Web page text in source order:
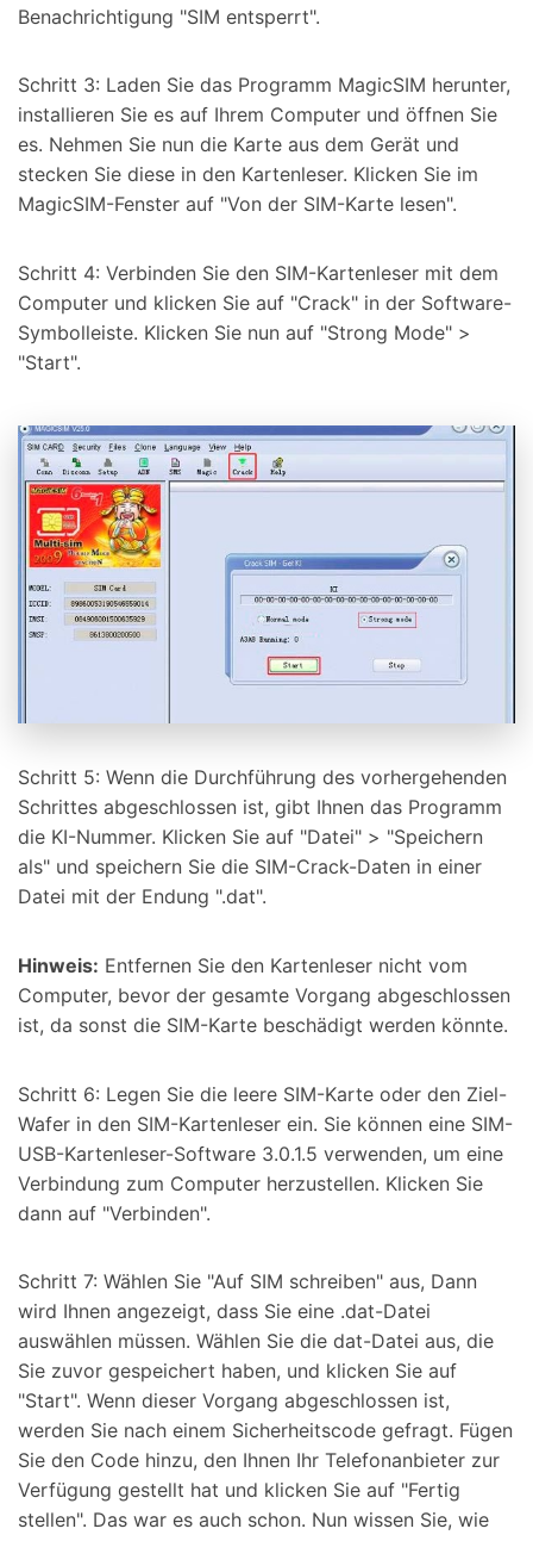
Benachrichtigung "SIM entsperrt".
Schritt 3: Laden Sie das Programm MagicSIM herunter,
installieren Sie es auf Ihrem Computer und öffnen Sie
es. Nehmen Sie nun die Karte aus dem Gerät und
stecken Sie diese in den Kartenleser. Klicken Sie im
MagicSIM-Fenster auf "Von der SIM-Karte lesen".
Schritt 4: Verbinden Sie den SIM-Kartenleser mit dem
Computer und klicken Sie auf "Crack" in der Software-
Symbolleiste. Klicken Sie nun auf "Strong Mode" >
"Start".
Schritt 5: Wenn die Durchführung des vorhergehenden
Schrittes abgeschlossen ist, gibt Ihnen das Programm
die KI-Nummer. Klicken Sie auf "Datei" > "Speichern
als" und speichern Sie die SIM-Crack-Daten in einer
Datei mit der Endung ".dat".
Hinweis: Entfernen Sie den Kartenleser nicht vom
Computer, bevor der gesamte Vorgang abgeschlossen
ist, da sonst die SIM-Karte beschädigt werden könnte.
Schritt 6: Legen Sie die leere SIM-Karte oder den Ziel-
Wafer in den SIM-Kartenleser ein. Sie können eine SIM-
USB-Kartenleser-Software 3.0.1.5 verwenden, um eine
Verbindung zum Computer herzustellen. Klicken Sie
dann auf "Verbinden".
Schritt 7: Wählen Sie "Auf SIM schreiben" aus, Dann
wird Ihnen angezeigt, dass Sie eine .dat-Datei
auswählen müssen. Wählen Sie die dat-Datei aus, die
Sie zuvor gespeichert haben, und klicken Sie auf
"Start". Wenn dieser Vorgang abgeschlossen ist,
werden Sie nach einem Sicherheitscode gefragt. Fügen
Sie den Code hinzu, den Ihnen Ihr Telefonanbieter zur
Verfügung gestellt hat und klicken Sie auf "Fertig
stellen". Das war es auch schon. Nun wissen Sie, wie